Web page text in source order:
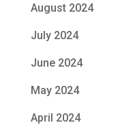
August 2024
July 2024
June 2024
May 2024
April 2024